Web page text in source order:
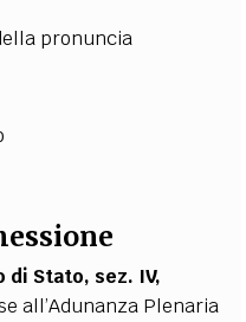
pronuncia
di Stato, sez. IV,
all’Adunanza Plenaria